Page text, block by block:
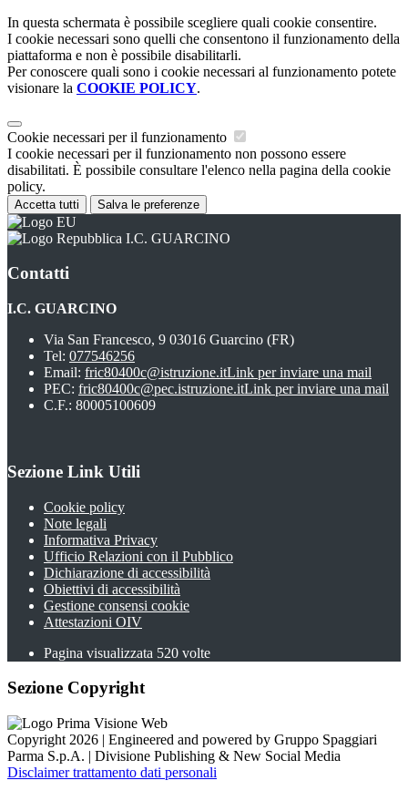
In questa schermata è possibile scegliere quali cookie consentire.
I cookie necessari sono quelli che consentono il funzionamento della
piattaforma e non è possibile disabilitarli.
Per conoscere quali sono i cookie necessari al funzionamento potete
visionare la COOKIE POLICY.
Cookie necessari per il funzionamento
I cookie necessari per il funzionamento non possono essere
disabilitati. È possibile consultare l'elenco nella pagina della cookie
policy.
Accetta tutti Salva le preferenze
I.C. GUARCINO
Contatti
I.C. GUARCINO
Via San Francesco, 9 03016 Guarcino (FR)
Tel: 077546256
Email: fric80400c@istruzione.itLink per inviare una mail
PEC: fric80400c@pec.istruzione.itLink per inviare una mail
C.F.: 80005100609
Sezione Link Utili
Cookie policy
Note legali
Informativa Privacy
Ufficio Relazioni con il Pubblico
Dichiarazione di accessibilità
Obiettivi di accessibilità
Gestione consensi cookie
Attestazioni OIV
Pagina visualizzata 520 volte
Sezione Copyright
Copyright 2026 | Engineered and powered by Gruppo Spaggiari
Parma S.p.A. | Divisione Publishing & New Social Media
Disclaimer trattamento dati personali